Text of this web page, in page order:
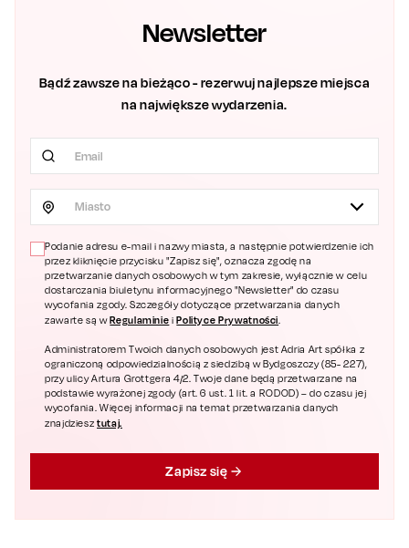
Newsletter
Bądź zawsze na bieżąco - rezerwuj najlepsze miejsca
na największe wydarzenia.
Miasto
Podanie adresu e-mail i nazwy miasta, a następnie potwierdzenie ich
przez kliknięcie przycisku "Zapisz się", oznacza zgodę na
przetwarzanie danych osobowych w tym zakresie, wyłącznie w celu
dostarczania biuletynu informacyjnego "Newsletter" do czasu
wycofania zgody. Szczegóły dotyczące przetwarzania danych
zawarte są wRegulaminie i Polityce Prywatności.
Administratorem Twoich danych osobowych jest Adria Art spółka z
ograniczoną odpowiedzialnością z siedzibą w Bydgoszczy (85- 227),
przy ulicy Artura Grottgera 4/2. Twoje dane będą przetwarzane na
podstawie wyrażonej zgody (art. 6 ust. 1 lit. a RODOD) – do czasu jej
wycofania. Więcej informacji na temat przetwarzania danych
znajdziesztutaj.
Zapisz się